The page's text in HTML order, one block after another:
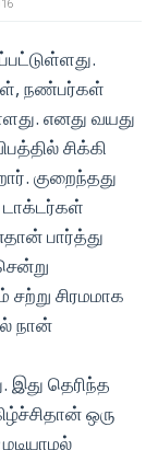
நண்பர்கள்
எனது வயது
சிக்கி
குறைந்தது
பார்த்து
சிரமமாக
நான்
இது தெரிந்த
ஒரு